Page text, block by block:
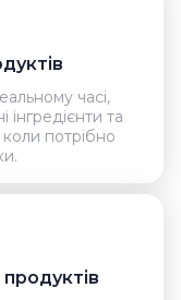
часі,
та
потрібно